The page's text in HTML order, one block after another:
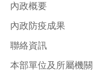
內政概要
內政防疫成果
聯絡資訊
本部單位及所屬機關